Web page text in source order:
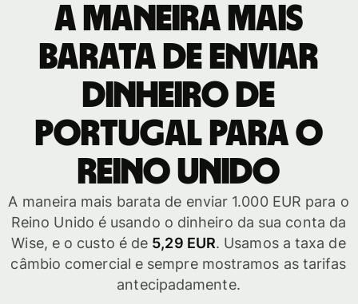
A maneira mais
barata de enviar
dinheiro de
Portugal para o
Reino Unido
A maneira mais barata de enviar 1.000 EUR para o
Reino Unido é usando o dinheiro da sua conta da
Wise, e o custo é de 5,29 EUR. Usamos a taxa de
câmbio comercial e sempre mostramos as tarifas
antecipadamente.